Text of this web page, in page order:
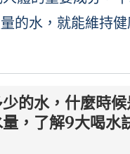
的水，就能維持
的水，什麼時
，了解9大喝水